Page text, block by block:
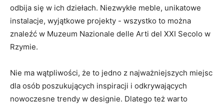
⁣odbija się w ich dziełach. Niezwykłe⁤ meble, unikatowe​
instalacje, wyjątkowe​ projekty -‌ wszystko to ‍można​
znaleźć w Muzeum Nazionale delle ​Arti del XXI Secolo​ w
Rzymie.
Nie⁣ ma⁣ wątpliwości, ​że to jedno z najważniejszych miejsc
dla osób poszukujących inspiracji i‍ odkrywających
nowoczesne⁣ trendy w designie. Dlatego też warto